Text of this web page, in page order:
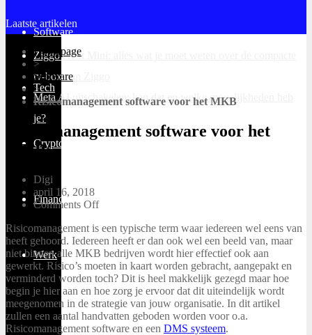
Software
Tech
Cryptocurrency
Financieel
Werk
Laatste artikelen
Ziggo Next Mini: alles wat je moet weten over de compacte
tv-box van Ziggo
Meta AI uitschakelen: kan dat en welke mogelijkheden heb
je?
Homepage
>
Software
>
Risicomanagement software voor het MKB
Risicomanagement software voor het
MKB
Digi
april 16, 2018
Comments Off
Risicomanagement is een typische term waar iedereen wel eens van
heeft gehoord. Iedereen heeft er dan ook wel een beeld van, maar
niet binnen alle MKB bedrijven wordt hier effectief ook aan
gewerkt. Risico’s moeten in kaart worden gebracht, aangepakt en
verminderd worden toch? Dit is heel makkelijk gezegd maar hoe
begin je hier aan en hoe zorg je ervoor dat dit uiteindelijk wordt
meegenomen in de strategie van jouw organisatie. In dit artikel
zullen een aantal handvatten geboden worden voor o.a.
Risicomanagement software en een DMS systeem.